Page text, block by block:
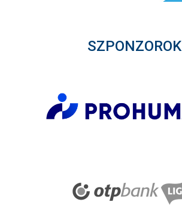
SZPONZOROK